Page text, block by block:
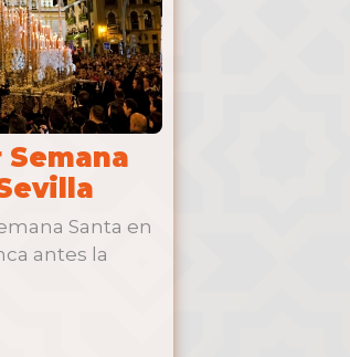
Santa en
antes la